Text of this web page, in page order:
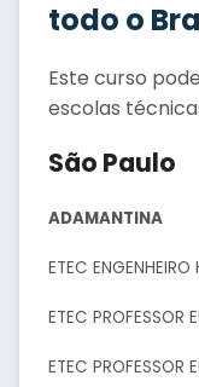
todo o
Este curso
escolas
São Paulo
ADAMANTINA
ETEC ENGENHEIRO
ETEC PROFESSOR
ETEC PROFESSOR